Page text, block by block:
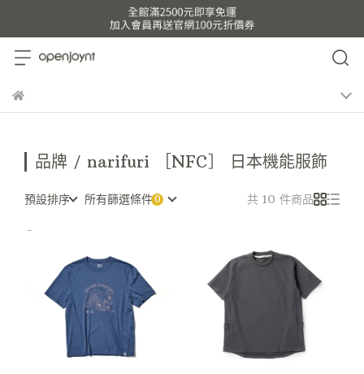
品牌 / narifuri ［NFC］ 日本機能服飾
預設排序 所有篩選條件 共 10 件商品